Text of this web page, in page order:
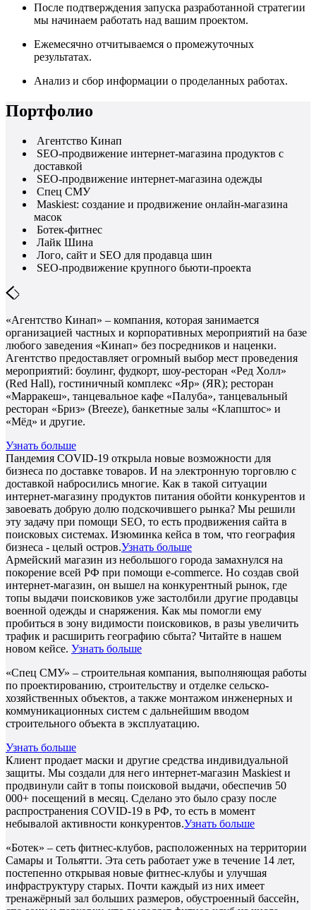
После подтверждения запуска разработанной стратегии
мы начинаем работать над вашим проектом.
Ежемесячно отчитываемся о промежуточных
результатах.
Анализ и сбор информации о проделанных работах.
Портфолио
Агентство Кинап
SEO-продвижение интернет-магазина продуктов с
доставкой
SEO-продвижение интернет-магазина одежды
Спец СМУ
Maskiest: создание и продвижение онлайн-магазина
масок
Ботек-фитнес
Лайк Шина
Лого, сайт и SEO для продавца шин
SEO-продвижение крупного бьюти-проекта
«Агентство Кинап» – компания, которая занимается
организацией частных и корпоративных мероприятий на базе
любого заведения «Кинап» без посредников и наценки.
Агентство предоставляет огромный выбор мест проведения
мероприятий: боулинг, фудкорт, шоу-ресторан «Ред Холл»
(Red Hall), гостиничный комплекс «Яр» (ЯR); ресторан
«Марракеш», танцевальное кафе «Палуба», танцевальный
ресторан «Бриз» (Breeze), банкетные залы «Клапштос» и
«Мёд» и другие.
Узнать больше
Пандемия COVID-19 открыла новые возможности для
бизнеса по доставке товаров. И на электронную торговлю с
доставкой набросились многие. Как в такой ситуации
интернет-магазину продуктов питания обойти конкурентов и
завоевать добрую долю подскочившего рынка? Мы решили
эту задачу при помощи SEO, то есть продвижения сайта в
поисковых системах. Изюминка кейса в том, что география
бизнеса - целый остров.Узнать больше
Армейский магазин из небольшого города замахнулся на
покорение всей РФ при помощи e-commerce. Но создав свой
интернет-магазин, он вышел на конкурентный рынок, где
топы выдачи поисковиков уже застолбили другие продавцы
военной одежды и снаряжения. Как мы помогли ему
пробиться в зону видимости поисковиков, в разы увеличить
трафик и расширить географию сбыта? Читайте в нашем
новом кейсе. Узнать больше
«Спец СМУ» – строительная компания, выполняющая работы
по проектированию, строительству и отделке сельско-
хозяйственных объектов, а также монтажом инженерных и
коммуникационных систем с дальнейшим вводом
строительного объекта в эксплуатацию.
Узнать больше
Клиент продает маски и другие средства индивидуальной
защиты. Мы создали для него интернет-магазин Maskiest и
продвинули сайт в топы поисковой выдачи, обеспечив 50
000+ посещений в месяц. Сделано это было сразу после
распространения COVID-19 в РФ, то есть в момент
небывалой активности конкурентов.Узнать больше
«Ботек» – сеть фитнес-клубов, расположенных на территории
Самары и Тольятти. Эта сеть работает уже в течение 14 лет,
постепенно открывая новые фитнес-клубы и улучшая
инфраструктуру старых. Почти каждый из них имеет
тренажёрный зал больших размеров, обустроенный бассейн,